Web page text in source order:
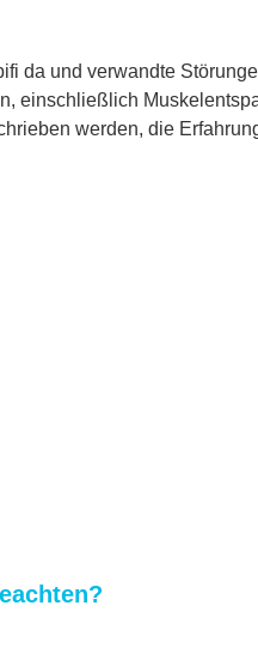
da und verwandte
einschließlich
werden, die